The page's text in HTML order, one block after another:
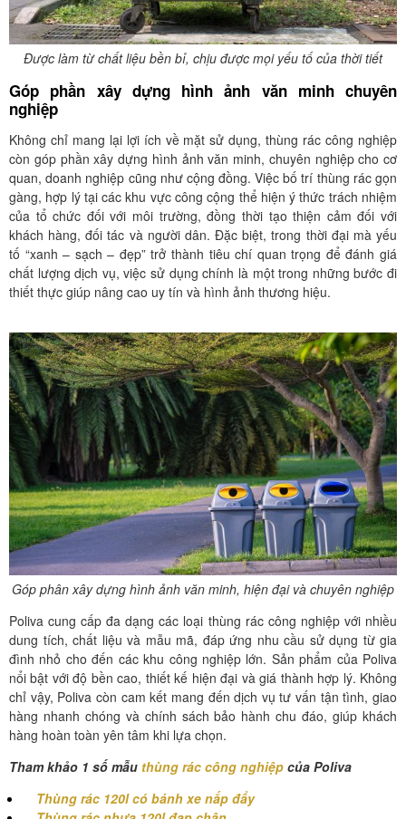
Được làm từ chất liệu bền bỉ, chịu được mọi yếu tố của thời tiết
Góp phần xây dựng hình ảnh văn minh chuyên
nghiệp
Không chỉ mang lại lợi ích về mặt sử dụng, thùng rác công nghiệp
còn góp phần xây dựng hình ảnh văn minh, chuyên nghiệp cho cơ
quan, doanh nghiệp cũng như cộng đồng. Việc bố trí thùng rác gọn
gàng, hợp lý tại các khu vực công cộng thể hiện ý thức trách nhiệm
của tổ chức đối với môi trường, đồng thời tạo thiện cảm đối với
khách hàng, đối tác và người dân. Đặc biệt, trong thời đại mà yếu
tố “xanh – sạch – đẹp” trở thành tiêu chí quan trọng để đánh giá
chất lượng dịch vụ, việc sử dụng chính là một trong những bước đi
thiết thực giúp nâng cao uy tín và hình ảnh thương hiệu.
Góp phân xây dựng hình ảnh văn minh, hiện đại và chuyên nghiệp
Poliva cung cấp đa dạng các loại thùng rác công nghiệp với nhiều
dung tích, chất liệu và mẫu mã, đáp ứng nhu cầu sử dụng từ gia
đình nhỏ cho đến các khu công nghiệp lớn. Sản phẩm của Poliva
nổi bật với độ bền cao, thiết kế hiện đại và giá thành hợp lý. Không
chỉ vậy, Poliva còn cam kết mang đến dịch vụ tư vấn tận tình, giao
hàng nhanh chóng và chính sách bảo hành chu đáo, giúp khách
hàng hoàn toàn yên tâm khi lựa chọn.
Tham khảo 1 số mẫu thùng rác công nghiệp của Poliva
Thùng rác 120l có bánh xe nắp đẩy